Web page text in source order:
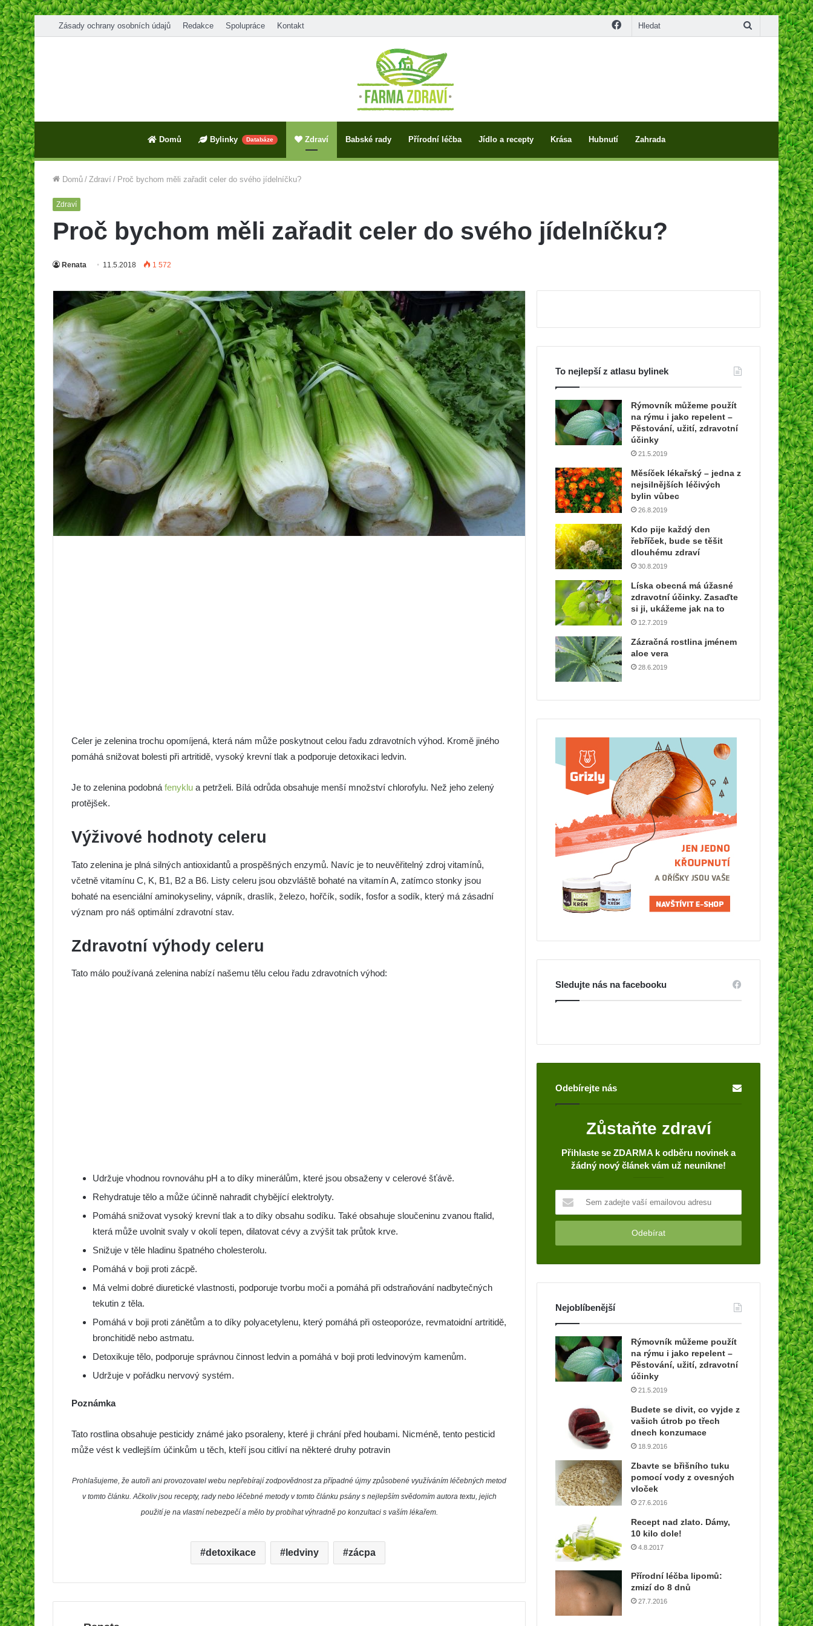
Zásady ochrany osobních údajů Redakce Spolupráce Kontakt Facebook
Domů Bylinky Databáze Zdraví Babské rady Přírodní léčba Jídlo a recepty Krása Hubnutí Zahrada
Domů / Zdraví / Proč bychom měli zařadit celer do svého jídelníčku?
Zdraví
Proč bychom měli zařadit celer do svého jídelníčku?
Renata 11.5.2018 1 572
Celer je zelenina trochu opomíjená, která nám může poskytnout celou řadu zdravotních výhod. Kromě jiného
pomáhá snižovat bolesti při artritidě, vysoký krevní tlak a podporuje detoxikaci ledvin.
Je to zelenina podobná fenyklu a petrželi. Bílá odrůda obsahuje menší množství chlorofylu. Než jeho zelený
protějšek.
Výživové hodnoty celeru
Tato zelenina je plná silných antioxidantů a prospěšných enzymů. Navíc je to neuvěřitelný zdroj vitamínů,
včetně vitamínu C, K, B1, B2 a B6. Listy celeru jsou obzvláště bohaté na vitamín A, zatímco stonky jsou
bohaté na esenciální aminokyseliny, vápník, draslík, železo, hořčík, sodík, fosfor a sodík, který má zásadní
význam pro náš optimální zdravotní stav.
Zdravotní výhody celeru
Tato málo používaná zelenina nabízí našemu tělu celou řadu zdravotních výhod:
Udržuje vhodnou rovnováhu pH a to díky minerálům, které jsou obsaženy v celerové šťávě.
Rehydratuje tělo a může účinně nahradit chybějící elektrolyty.
Pomáhá snižovat vysoký krevní tlak a to díky obsahu sodíku. Také obsahuje sloučeninu zvanou ftalid,
která může uvolnit svaly v okolí tepen, dilatovat cévy a zvýšit tak průtok krve.
Snižuje v těle hladinu špatného cholesterolu.
Pomáhá v boji proti zácpě.
Má velmi dobré diuretické vlastnosti, podporuje tvorbu moči a pomáhá při odstraňování nadbytečných
tekutin z těla.
Pomáhá v boji proti zánětům a to díky polyacetylenu, který pomáhá při osteoporóze, revmatoidní artritidě,
bronchitidě nebo astmatu.
Detoxikuje tělo, podporuje správnou činnost ledvin a pomáhá v boji proti ledvinovým kamenům.
Udržuje v pořádku nervový systém.
Poznámka
Tato rostlina obsahuje pesticidy známé jako psoraleny, které ji chrání před houbami. Nicméně, tento pesticid
může vést k vedlejším účinkům u těch, kteří jsou citliví na některé druhy potravin
Prohlašujeme, že autoři ani provozovatel webu nepřebírají zodpovědnost za případné újmy způsobené využíváním léčebných metod
v tomto článku. Ačkoliv jsou recepty, rady nebo léčebné metody v tomto článku psány s nejlepším svědomím autora textu, jejich
použití je na vlastní nebezpečí a mělo by probíhat výhradně po konzultaci s vaším lékařem.
detoxikace ledviny zácpa
To nejlepší z atlasu bylinek
Rýmovník můžeme použít
na rýmu i jako repelent –
Pěstování, užití, zdravotní
účinky
21.5.2019
Měsíček lékařský – jedna z
nejsilnějších léčivých
bylin vůbec
26.8.2019
Kdo pije každý den
řebříček, bude se těšit
dlouhému zdraví
30.8.2019
Líska obecná má úžasné
zdravotní účinky. Zasaďte
si ji, ukážeme jak na to
12.7.2019
Zázračná rostlina jménem
aloe vera
28.6.2019
Sledujte nás na facebooku
Odebírejte nás
Zůstaňte zdraví
Přihlaste se ZDARMA k odběru novinek a
žádný nový článek vám už neunikne!
m
a
j
e
v
a
š
í
e
o
u
a
s
u
Nejoblíbenější
Rýmovník můžeme použít
na rýmu i jako repelent –
Pěstování, užití, zdravotní
účinky
21.5.2019
Budete se divit, co vyjde z
vašich útrob po třech
dnech konzumace
18.9.2016
Zbavte se břišního tuku
pomocí vody z ovesných
vloček
27.6.2016
Recept nad zlato. Dámy,
10 kilo dole!
4.8.2017
Přírodní léčba lipomů:
zmizí do 8 dnů
27.7.2016